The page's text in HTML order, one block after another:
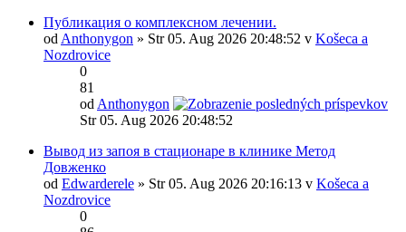
Публикация о комплексном лечении.
od Anthonygon » Str 05. Aug 2026 20:48:52 v Košeca a
Nozdrovice
0
81
od Anthonygon
Str 05. Aug 2026 20:48:52
Вывод из запоя в стационаре в клинике Метод
Довженко
od Edwarderele » Str 05. Aug 2026 20:16:13 v Košeca a
Nozdrovice
0